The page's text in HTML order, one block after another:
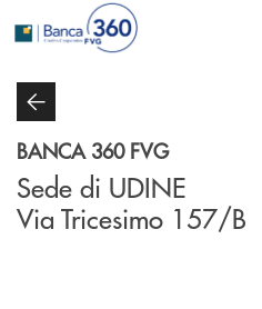
Salta al contenuto principale
BANCA 360 FVG
Sede di UDINE
Via Tricesimo 157/B